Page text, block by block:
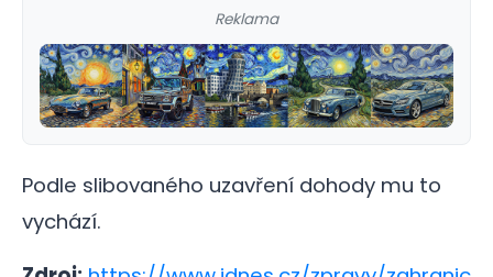
Reklama
Podle slibovaného uzavření dohody mu to
vychází.